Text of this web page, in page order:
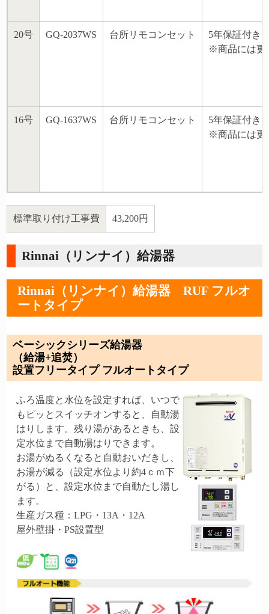
20号 GQ-2037WS 台所リモコンセット
5年保証付き
※商品には更
16号 GQ-1637WS 台所リモコンセット
5年保証付き
※商品には更
標準取り付け工事費 43,200円
Rinnai（リンナイ）給湯器
Rinnai（リンナイ）給湯器 RUF フルオ
ートタイプ
ベーシックシリーズ給湯器
（給湯+追焚）
設置フリータイプ フルオートタイプ
ふろ温度と水位を設定すれば、いつで
もピッとスイッチオンすると、自動湯
はりします。残り湯があるときも、設
定水位まで自動湯はりできます。
お湯がぬるくなると自動おいだきし、
お湯が減る（設定水位より約4ｃｍ下
がる）と、設定水位まで自動たし湯し
ます。
生産ガス種：LPG・13A・12A
屋外壁掛・PS設置型